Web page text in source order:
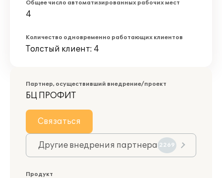
Общее число автоматизированных рабочих мест
4
Количество одновременно работающих клиентов
Толстый клиент: 4
Партнер, осуществивший внедрение/проект
БЦ ПРОФИТ
Связаться
Другие внедрения партнера 2269
Продукт